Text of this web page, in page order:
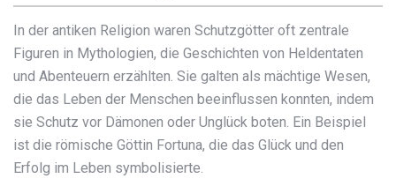
In der antiken Religion waren Schutzgötter oft zentrale
Figuren in Mythologien, die Geschichten von Heldentaten
und Abenteuern erzählten. Sie galten als mächtige Wesen,
die das Leben der Menschen beeinflussen konnten, indem
sie Schutz vor Dämonen oder Unglück boten. Ein Beispiel
ist die römische Göttin Fortuna, die das Glück und den
Erfolg im Leben symbolisierte.